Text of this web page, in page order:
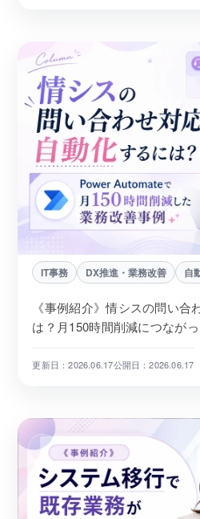
IT事務 DX推進・業務改善 自
《事例紹介》情シスの問い合
は？月150時間削減につなが
更新日：2026.06.17公開日：2026.06.17